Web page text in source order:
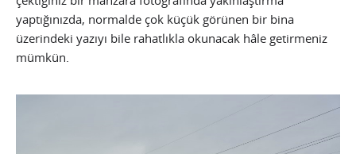
yaptığınızda, normalde çok küçük görünen bir bina
üzerindeki yazıyı bile rahatlıkla okunacak hâle getirmeniz
mümkün.